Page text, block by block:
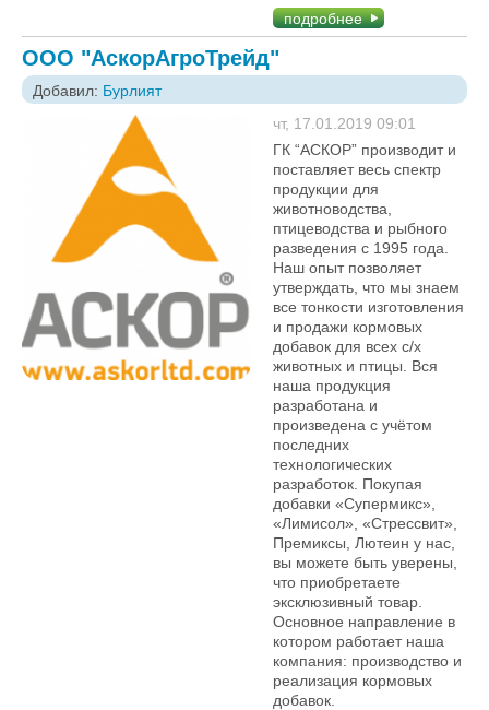
подробнее
ООО "АскорАгроТрейд"
Добавил: Бурлият
чт, 17.01.2019 09:01
ГК “АСКОР” производит и
поставляет весь спектр
продукции для
животноводства,
птицеводства и рыбного
разведения с 1995 года.
Наш опыт позволяет
утверждать, что мы знаем
все тонкости изготовления
и продажи кормовых
добавок для всех с/х
животных и птицы. Вся
наша продукция
разработана и
произведена с учётом
последних
технологических
разработок. Покупая
добавки «Супермикс»,
«Лимисол», «Стрессвит»,
Премиксы, Лютеин у нас,
вы можете быть уверены,
что приобретаете
эксклюзивный товар.
Основное направление в
котором работает наша
компания: производство и
реализация кормовых
добавок.